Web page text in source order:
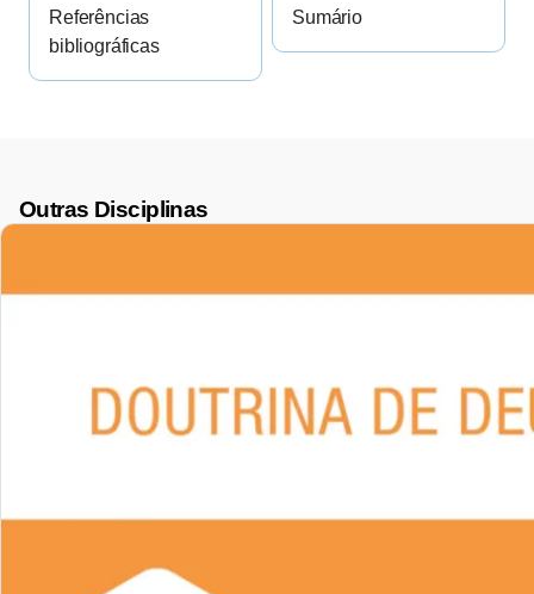
Referências
bibliográficas
Sumário
Outras Disciplinas